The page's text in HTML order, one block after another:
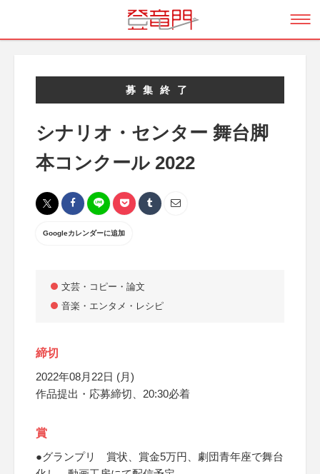
募集終了
シナリオ・センター 舞台脚
本コンクール 2022
Googleカレンダーに追加
文芸・コピー・論文
音楽・エンタメ・レシピ
締切
2022年08月22日 (月)
作品提出・応募締切、20:30必着
賞
●グランプリ 賞状、賞金5万円、劇団青年座で舞台